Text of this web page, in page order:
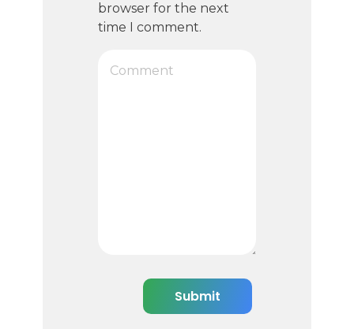
browser for the next
time I comment.